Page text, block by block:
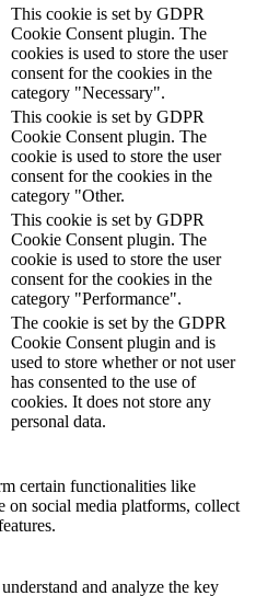
This cookie is set by GDPR
Cookie Consent plugin. The
cookies is used to store the user
consent for the cookies in the
category "Necessary".
This cookie is set by GDPR
Cookie Consent plugin. The
cookie is used to store the user
consent for the cookies in the
category "Other.
This cookie is set by GDPR
Cookie Consent plugin. The
cookie is used to store the user
consent for the cookies in the
category "Performance".
The cookie is set by the GDPR
Cookie Consent plugin and is
used to store whether or not user
has consented to the use of
cookies. It does not store any
personal data.
certain functionalities like
on social media platforms, collect
and analyze the key